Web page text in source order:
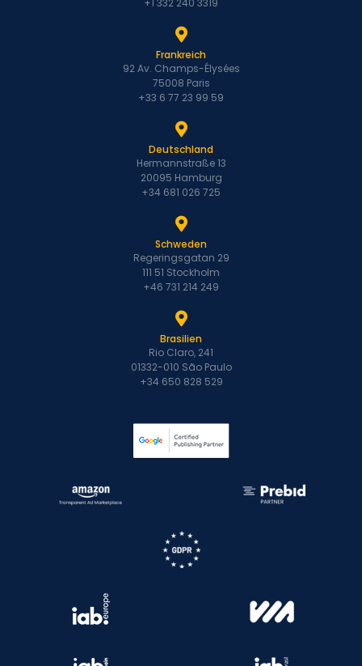
Frankreich
92 Av. Champs-Élysées
75008 Paris
+33 6 77 23 99 59
Deutschland
Hermannstraße 13
20095 Hamburg
+34 681 026 725
Schweden
Regeringsgatan 29
111 51 Stockholm
+46 731 214 249
Brasilien
Rio Claro, 241
01332-010 São Paulo
+34 650 828 529